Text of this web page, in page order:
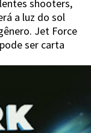
shooters,
a luz do sol
Jet Force
ser carta